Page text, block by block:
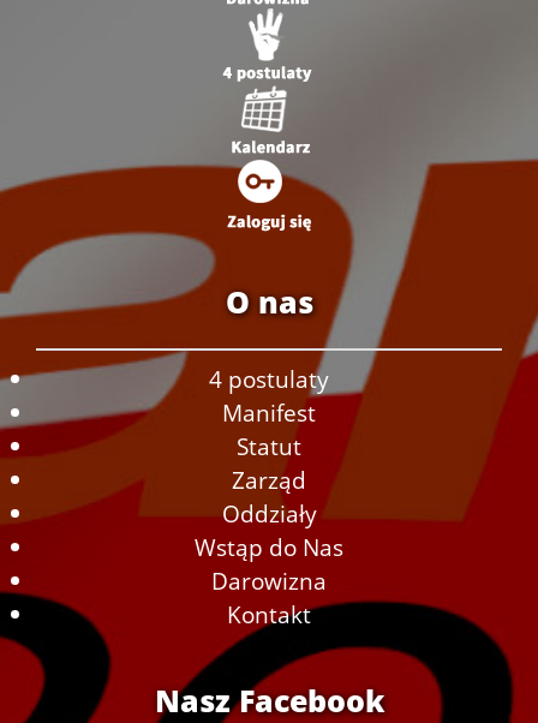
O nas
4 postulaty
Manifest
Statut
Zarząd
Oddziały
Wstąp do Nas
Darowizna
Kontakt
Nasz Facebook